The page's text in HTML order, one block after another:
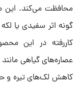
محافظت می‌کند. این
گونه اثر سفیدی یا
کاررفته در این
عصاره‌های گیاهی مانند